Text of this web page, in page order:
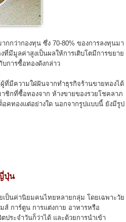
ว่ากองทุน ซึ่ง 70-80% ของการลงทุนมา
มีมูลค่าสูงเป็นผลให้การเติบโตมีการขยาย
บการซื้อทองดังกล่าว
ความใฝ่ฝันจากทำธุรกิจร้านขายทองได้
ชิกที่ซื้อทองจาก ห้างขายของรวยโชคลาภ
คทองแต่อย่างใด นอกจากรูปแบบนี้ ยังมีรูป
ปุ่น
ค่านิยมคนไทยหลายกลุ่ม โดยเฉพาะวัย
ส์ การ์ตูน การแต่งกาย อาหารหรือ
ประจำวันก็ว่าได้ และด้วยการนำเข้า